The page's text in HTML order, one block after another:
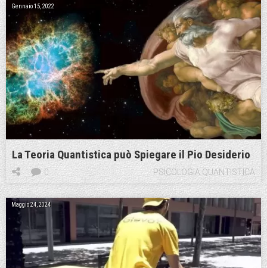
Gennaio 15, 2022
La Teoria Quantistica può Spiegare il Pio Desiderio
PSICOLOGIA QUANTISTICA
0
Maggio 24, 2024